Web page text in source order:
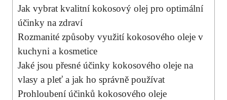
Jak vybrat kvalitní ⁣kokosový olej⁣ pro optimální
účinky na zdraví
Rozmanité způsoby​ využití kokosového oleje v
kuchyni ​a kosmetice
Jaké jsou přesné účinky ‍kokosového oleje na
vlasy a pleť a jak ho ​správně používat
Prohloubení účinků kokosového oleje